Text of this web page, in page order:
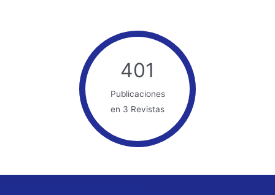
401
Publicaciones
en 3 Revistas